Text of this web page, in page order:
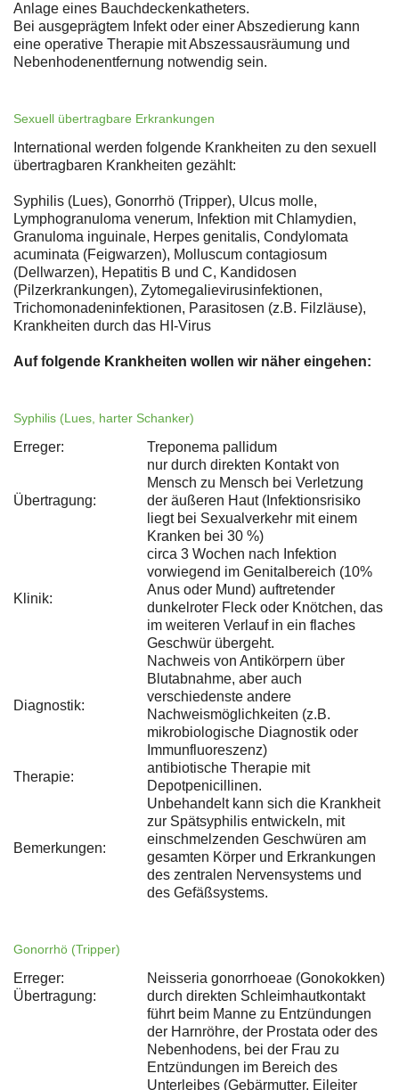
Anlage eines Bauchdeckenkatheters.
Bei ausgeprägtem Infekt oder einer Abszedierung kann
eine operative Therapie mit Abszessausräumung und
Nebenhodenentfernung notwendig sein.
Sexuell übertragbare Erkrankungen
International werden folgende Krankheiten zu den sexuell
übertragbaren Krankheiten gezählt:
Syphilis (Lues), Gonorrhö (Tripper), Ulcus molle,
Lymphogranuloma venerum, Infektion mit Chlamydien,
Granuloma inguinale, Herpes genitalis, Condylomata
acuminata (Feigwarzen), Molluscum contagiosum
(Dellwarzen), Hepatitis B und C, Kandidosen
(Pilzerkrankungen), Zytomegalievirusinfektionen,
Trichomonadeninfektionen, Parasitosen (z.B. Filzläuse),
Krankheiten durch das HI-Virus
Auf folgende Krankheiten wollen wir näher eingehen:
Syphilis (Lues, harter Schanker)
Erreger: Treponema pallidum
Übertragung:
nur durch direkten Kontakt von
Mensch zu Mensch bei Verletzung
der äußeren Haut (Infektionsrisiko
liegt bei Sexualverkehr mit einem
Kranken bei 30 %)
Klinik:
circa 3 Wochen nach Infektion
vorwiegend im Genitalbereich (10%
Anus oder Mund) auftretender
dunkelroter Fleck oder Knötchen, das
im weiteren Verlauf in ein flaches
Geschwür übergeht.
Diagnostik:
Nachweis von Antikörpern über
Blutabnahme, aber auch
verschiedenste andere
Nachweismöglichkeiten (z.B.
mikrobiologische Diagnostik oder
Immunfluoreszenz)
Therapie:
antibiotische Therapie mit
Depotpenicillinen.
Bemerkungen:
Unbehandelt kann sich die Krankheit
zur Spätsyphilis entwickeln, mit
einschmelzenden Geschwüren am
gesamten Körper und Erkrankungen
des zentralen Nervensystems und
des Gefäßsystems.
Gonorrhö (Tripper)
Erreger:
Neisseria gonorrhoeae (Gonokokken)
Übertragung:
durch direkten Schleimhautkontakt
führt beim Manne zu Entzündungen
der Harnröhre, der Prostata oder des
Nebenhodens, bei der Frau zu
Entzündungen im Bereich des
Unterleibes (Gebärmutter, Eileiter